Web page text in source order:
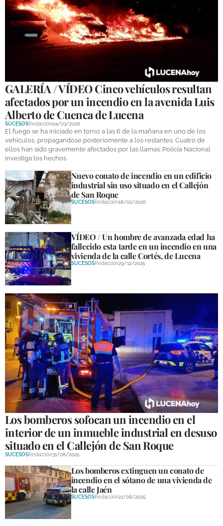
GALERÍAS
GALERÍA / VÍDEO Cinco vehículos resultan
afectados por un incendio en la avenida Luis
Alberto de Cuenca de Lucena
SUCESOSRedacción04/03/2026
El fuego se ha iniciado en torno a las 6 de la mañana en uno de los
vehículos, propagandose posteriomente a los restantes. Cuatro de
ellos han sido gravemente afectados por las llamas. Policía Nacional
investiga los hechos
Nuevo conato de incendio en un edificio
industrial sin uso situado en el Callejón
de San Roque
SUCESOSRedacción18/02/2026
VÍDEO / Un hombre de avanzada edad ha
fallecido esta tarde en un incendio en una
vivienda de la calle Cortés, de Lucena
SUCESOSRedacción29/12/2025
Los bomberos sofocan un incendio en el
interior de un inmueble industrial en desuso
situado en el Callejón de San Roque
SUCESOSRedacción31/08/2025
Los bomberos extinguen un conato de
incendio en el sótano de una vivienda de
la calle Jaén
SUCESOSRedacción21/08/2025